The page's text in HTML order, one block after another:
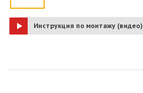
Инструкция по монтажу (видео)